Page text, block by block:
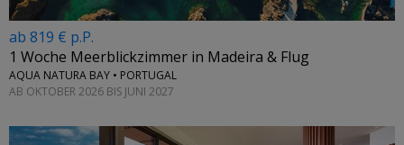
ab 819 € p.P.
1 Woche Meerblickzimmer in Madeira & Flug
AQUA NATURA BAY • PORTUGAL
AB OKTOBER 2026 BIS JUNI 2027